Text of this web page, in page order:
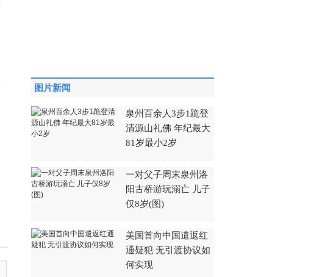
图片新闻
泉州百余人3步1跪登
清源山礼佛 年纪最大
81岁最小2岁
一对父子周末泉州洛
阳古桥游玩溺亡 儿子
仅8岁(图)
美国首向中国遣返红
通疑犯 无引渡协议如
何实现